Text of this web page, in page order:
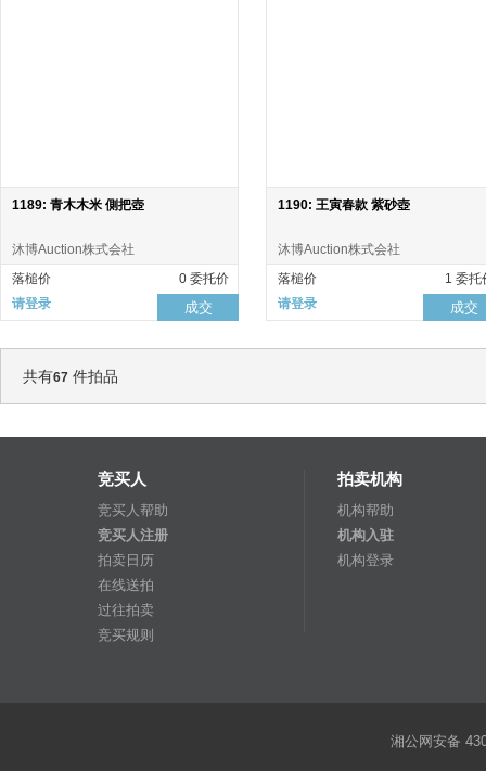
1189: 青木木米 側把壺
沐博Auction株式会社
落槌价
0 委托价
请登录
成交
1190: 王寅春款 紫砂壺
沐博Auction株式会社
落槌价
1 委托
请登录
成交
共有67 件拍品
竞买人
竞买人帮助
竞买人注册
拍卖日历
在线送拍
过往拍卖
竞买规则
拍卖机构
机构帮助
机构入驻
机构登录
湘公网安备